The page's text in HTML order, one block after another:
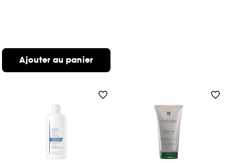
Ajouter au panier